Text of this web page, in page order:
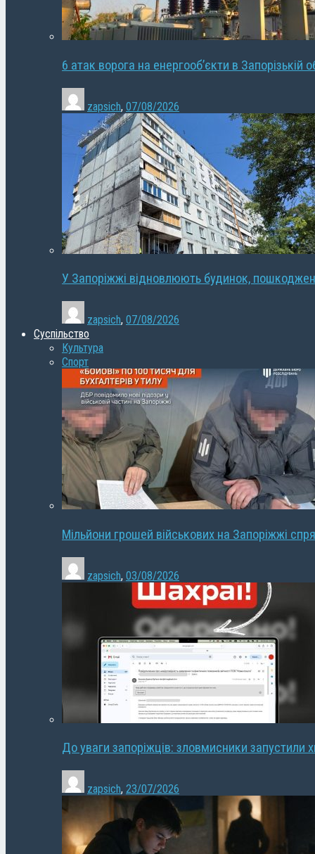
6 атак ворога на енергооб’єкти в Запорізькій
zapsich, 07/08/2026
У Запоріжжі відновлюють будинок,
zapsich, 07/08/2026
Суспільство
Культура
Спорт
Мільйони грошей військових на Запоріжжі
zapsich, 03/08/2026
До уваги запоріжців: зловмисники запустили
zapsich, 23/07/2026